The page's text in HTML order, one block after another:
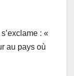
: «
au pays où